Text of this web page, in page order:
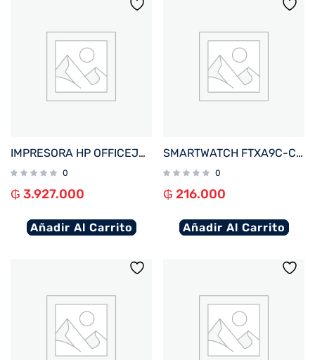
IMPRESORA HP OFFICEJET PRO 9730 IMP/COP/SCA/USB/RED/WIFI/BIVOLT
0
₲ 3.927.000
Añadir Al Carrito
SMARTWATCH FTXA9C-CGBE 46MM GOLD/BEIGE ANDROID/IOS/BT/FREC. CARD
0
₲ 216.000
Añadir Al Carrito